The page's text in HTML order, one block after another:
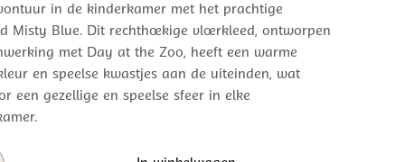
in de kinderkamer met het prachtige
Misty Blue. Dit rechthoekige vloerkleed, ontworpen
met Day at the Zoo, heeft een warme
en speelse kwastjes aan de uiteinden, wat
een gezellige en speelse sfeer in elke